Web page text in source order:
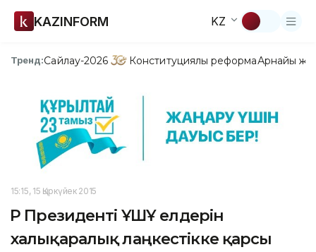
KAZINFORM KZ
Тренд:Сайлау-2026 Конституциялық реформаАрнайы
15:15, 15 Қыркүйек 2015
ҚР Президенті ҰҚШҰ елдерін
халықаралық лаңкестікке қарсы